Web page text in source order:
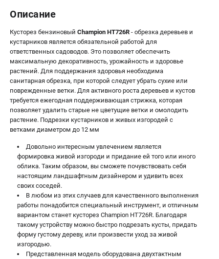
Описание
Кусторез бензиновый Champion HT726R - обрезка деревьев и
кустарников является обязательной работой для
ответственных садоводов. Это позволяет обеспечить
максимальную декоративность, урожайность и здоровье
растений. Для поддержания здоровья необходима
санитарная обрезка, при которой следует убрать сухие или
поврежденные ветки. Для активного роста деревьев и кустов
требуется ежегодная поддерживающая стрижка, которая
позволяет удалить старые не цветущие ветки и омолодить
растение. Подрезки кустарников и живых изгородей с
ветками диаметром до 12 мм
Довольно интересным увлечением является
формировка живой изгороди и придание ей того или иного
облика. Таким образом, вы сможете почувствовать себя
настоящим ландшафтным дизайнером и удивить всех
своих соседей.
В любом из этих случаев для качественного выполнения
работы понадобится специальный инструмент, и отличным
вариантом станет кусторез Champion HT726R. Благодаря
такому устройству можно быстро подрезать кусты, придать
форму густому дереву, или произвести уход за живой
изгородью.
Представленная модель оборудована двухтактным